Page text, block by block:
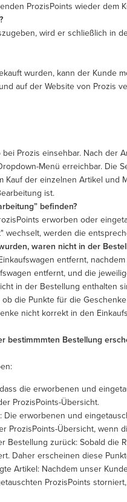
ProzisPoints wieder dem
wird er schließlich in
wurden, kann der Kunde
auf der Website von Prozis
Prozis einsehbar. Nach der
Menü erreichbar. Die
Kauf der einzelnen Artikel
ist.
befinden?
erworben oder
werden die
waren nicht in der
entfernt,
entfernt, und die
in der Bestellung enthalten
die Punkte für die
nicht korrekt in den
Bestellung
die erworbenen und
ProzisPoints-Übersicht.
erworbenen und
ProzisPoints-Übersicht, wenn
Bestellung zurück: Sobald die
Daher erscheinen diese
Artikel: Nachdem unser
ProzisPoints